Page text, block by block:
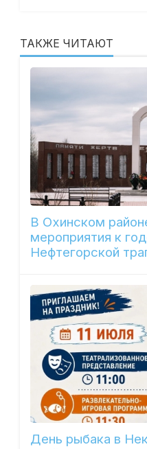
ТАКЖЕ ЧИТАЮТ
В Охинском
мероприятия к
Нефтегорской
День рыбака в